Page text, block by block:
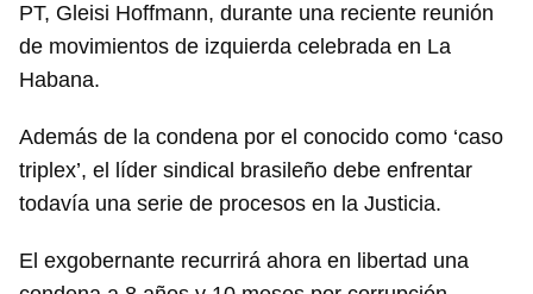
PT, Gleisi Hoffmann, durante una reciente reunión
de movimientos de izquierda celebrada en La
Habana.
Además de la condena por el conocido como ‘caso
triplex’, el líder sindical brasileño debe enfrentar
todavía una serie de procesos en la Justicia.
El exgobernante recurrirá ahora en libertad una